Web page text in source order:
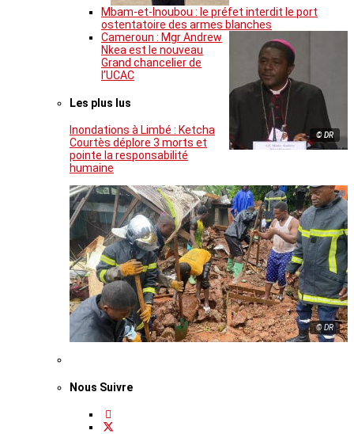
Mbam-et-Inoubou : le préfet interdit le port
ostentatoire des armes blanches
© DR
Cameroun : Mgr Andrew
Nkea est le nouveau
Grand chancelier de
l’UCAC
Les plus lus
Inondations à Limbé : Ketcha
Courtès déplore 3 morts et
pointe la responsabilité
humaine
© DR
Nous Suivre